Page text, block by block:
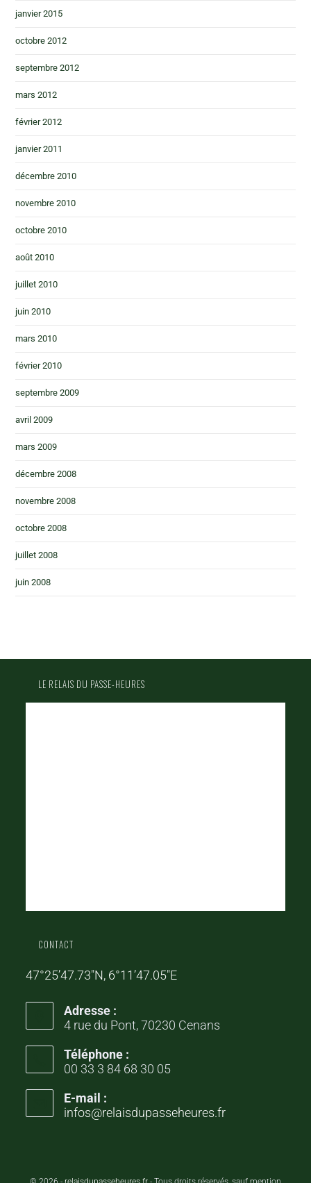
janvier 2015
octobre 2012
septembre 2012
mars 2012
février 2012
janvier 2011
décembre 2010
novembre 2010
octobre 2010
août 2010
juillet 2010
juin 2010
mars 2010
février 2010
septembre 2009
avril 2009
mars 2009
décembre 2008
novembre 2008
octobre 2008
juillet 2008
juin 2008
LE RELAIS DU PASSE-HEURES
CONTACT
47°25’47.73″N, 6°11’47.05″E
Adresse :
4 rue du Pont, 70230 Cenans
Téléphone :
00 33 3 84 68 30 05
E-mail :
infos@relaisdupasseheures.fr